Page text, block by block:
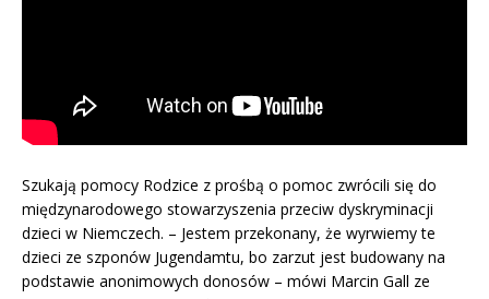
Szukają pomocy Rodzice z prośbą o pomoc zwrócili się do
międzynarodowego stowarzyszenia przeciw dyskryminacji
dzieci w Niemczech. – Jestem przekonany, że wyrwiemy te
dzieci ze szponów Jugendamtu, bo zarzut jest budowany na
podstawie anonimowych donosów – mówi Marcin Gall ze